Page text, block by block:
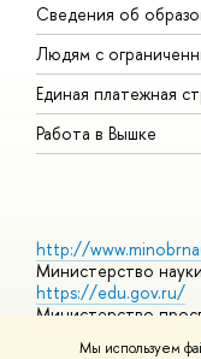
Мы используем
Сведения об
Людям с
Единая платежная
Работа в Вышке
http://
Министерство
https://edu.gov.ru/
Министерство